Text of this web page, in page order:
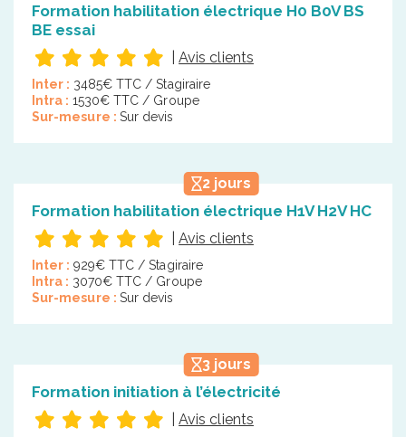
Formation habilitation électrique H0 B0V BS
BE essai
Avis clients
Inter : 3485€ TTC / Stagiraire
Intra : 1530€ TTC / Groupe
Sur-mesure : Sur devis
2 jours
Formation habilitation électrique H1V H2V HC
Avis clients
Inter : 929€ TTC / Stagiraire
Intra : 3070€ TTC / Groupe
Sur-mesure : Sur devis
3 jours
Formation initiation à l’électricité
Avis clients